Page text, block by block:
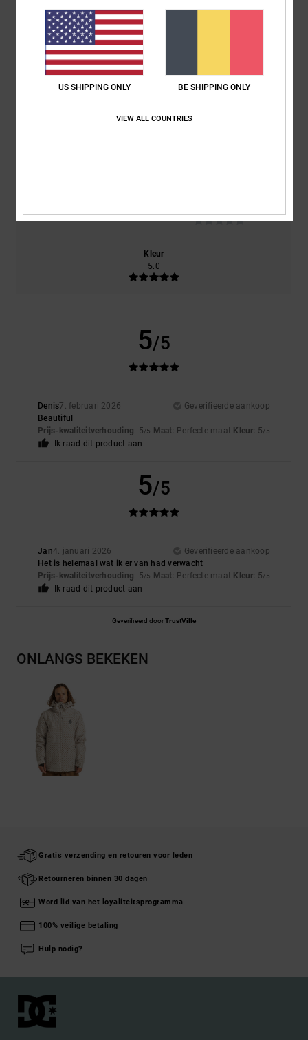
5.0
Kleur
5.0
5/5
Denis7. februari 2026
Geverifieerde aankoop
Beautiful
Prijs-kwaliteitverhouding: 5/5 Maat: Perfecte maat Kleur: 5/5
Ik raad dit product aan
5/5
Jan4. januari 2026
Geverifieerde aankoop
Het is helemaal wat ik er van had verwacht
Prijs-kwaliteitverhouding: 5/5 Maat: Perfecte maat Kleur: 5/5
Ik raad dit product aan
Geverifieerd doorTrustVille
ONLANGS BEKEKEN
Gratis verzending en retouren voor leden
Retourneren binnen 30 dagen
Word lid van het loyaliteitsprogramma
100% veilige betaling
Hulp nodig?
US SHIPPING ONLY BE SHIPPING ONLY
VIEW ALL COUNTRIES